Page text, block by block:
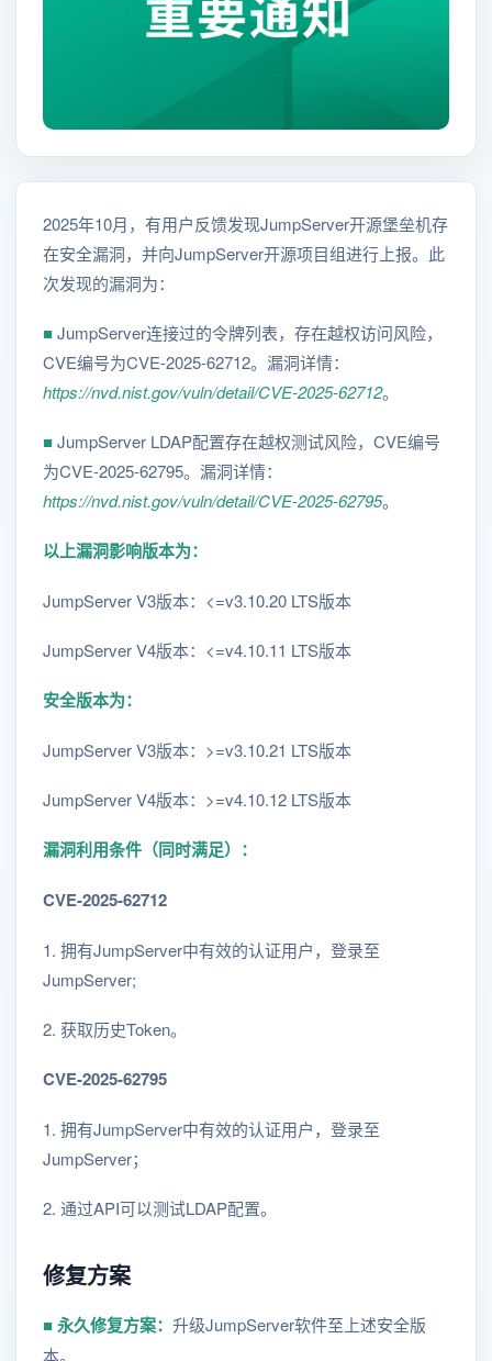
2025年10月，有用户反馈发现JumpServer开源堡垒机存
在安全漏洞，并向JumpServer开源项目组进行上报。此
次发现的漏洞为：
■JumpServer连接过的令牌列表，存在越权访问风险，
CVE编号为CVE-2025-62712。漏洞详情：
https://nvd.nist.gov/vuln/detail/CVE-2025-62712。
■JumpServer LDAP配置存在越权测试风险，CVE编号
为CVE-2025-62795。漏洞详情：
https://nvd.nist.gov/vuln/detail/CVE-2025-62795。
以上漏洞影响版本为：
JumpServer V3版本：<=v3.10.20 LTS版本
JumpServer V4版本：<=v4.10.11 LTS版本
安全版本为：
JumpServer V3版本：>=v3.10.21 LTS版本
JumpServer V4版本：>=v4.10.12 LTS版本
漏洞利用条件（同时满足）：
CVE-2025-62712
1. 拥有JumpServer中有效的认证用户，登录至
JumpServer;
2. 获取历史Token。
CVE-2025-62795
1. 拥有JumpServer中有效的认证用户，登录至
JumpServer；
2. 通过API可以测试LDAP配置。
修复方案
■ 永久修复方案： 升级JumpServer软件至上述安全版
本。